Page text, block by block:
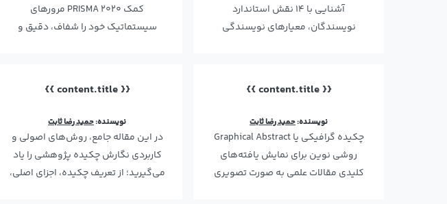
آشنایی با ۱۴ نقش استاندارد
نویسندگان، معیارهای نویسندگی
کمک PRISMA 2020 مرورهای
سیستماتیک خود را شفاف، دقیق و
{{ content.title }}
نویسنده:حمید رضا ثابت
چکیده گرافیکی یا Graphical Abstract
روشی نوین برای نمایش یافته‌های
کلیدی مقالات علمی به صورت تصویری
{{ content.title }}
نویسنده:حمید رضا ثابت
در این مقاله جامع، روش‌های اصولی و
کاربردی نگارش چکیده پژوهشی را یاد
می‌گیرید؛ از تعریف چکیده، اجزای اصلی،